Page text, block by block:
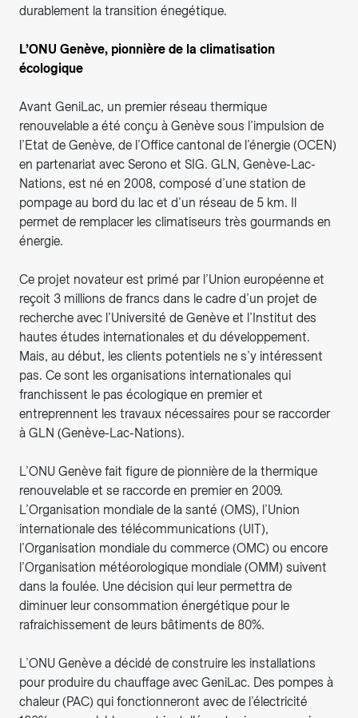
durablement la transition énegétique.
L’ONU Genève, pionnière de la climatisation
écologique
Avant GeniLac, un premier réseau thermique
renouvelable a été conçu à Genève sous l’impulsion de
l’Etat de Genève, de l’Office cantonal de l’énergie (OCEN)
en partenariat avec Serono et SIG. GLN, Genève-Lac-
Nations, est né en 2008, composé d’une station de
pompage au bord du lac et d’un réseau de 5 km. Il
permet de remplacer les climatiseurs très gourmands en
énergie.
Ce projet novateur est primé par l’Union européenne et
reçoit 3 millions de francs dans le cadre d’un projet de
recherche avec l’Université de Genève et l’Institut des
hautes études internationales et du développement.
Mais, au début, les clients potentiels ne s’y intéressent
pas. Ce sont les organisations internationales qui
franchissent le pas écologique en premier et
entreprennent les travaux nécessaires pour se raccorder
à GLN (Genève-Lac-Nations).
L’ONU Genève fait figure de pionnière de la thermique
renouvelable et se raccorde en premier en 2009.
L’Organisation mondiale de la santé (OMS), l’Union
internationale des télécommunications (UIT),
l’Organisation mondiale du commerce (OMC) ou encore
l’Organisation météorologique mondiale (OMM) suivent
dans la foulée. Une décision qui leur permettra de
diminuer leur consommation énergétique pour le
rafraichissement de leurs bâtiments de 80%.
L’ONU Genève a décidé de construire les installations
pour produire du chauffage avec GeniLac. Des pompes à
chaleur (PAC) qui fonctionneront avec de l’électricité